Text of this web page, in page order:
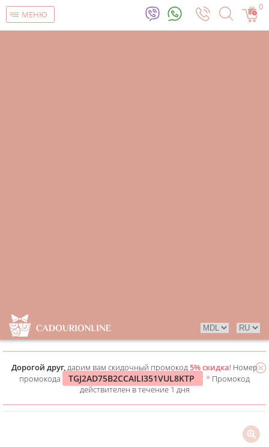
МЕНЮ
0
Дорогой друг,дарим вам скидочный промокод5% скидка! Номер
промокода
TGJ2AD75B2CCAILI351VUL8KTP * Промокод
действителен в течение 1 дня